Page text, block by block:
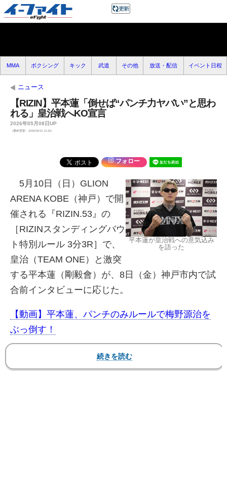
MMA ボクシング キック 武道 その他 放送・配信 イベント日程
ニュース
【RIZIN】平本蓮「倒せば“パンチ力ヤバい”と思わ
れる」皇治戦へKO宣言
2026年05月08日UP
（最終更新：2026/05/10 12:20）
フォロー
平本蓮が皇治戦への意気込み
を語った
5月10日（日）GLION
ARENA KOBE（神戸）で開
催される『RIZIN.53』の
［RIZINスタンディングバウ
ト特別ルール 3分3R］で、
皇治（TEAM ONE）と激突
する平本蓮（剛毅會）が、8日（金）神戸市内で試
合前インタビューに応じた。
【動画】平本蓮、パンチのみルールで梅野源治を
ぶっ倒す！